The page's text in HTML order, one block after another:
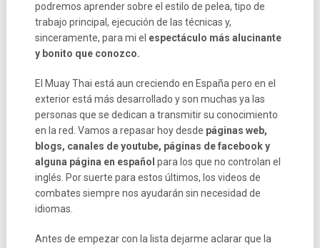
podremos aprender sobre el estilo de pelea, tipo de
trabajo principal, ejecución de las técnicas y,
sinceramente, para mi el espectáculo más alucinante
y bonito que conozco.
El Muay Thai está aun creciendo en España pero en el
exterior está más desarrollado y son muchas ya las
personas que se dedican a transmitir su conocimiento
en la red. Vamos a repasar hoy desde páginas web,
blogs, canales de youtube, páginas de facebook y
alguna página en español para los que no controlan el
inglés. Por suerte para estos últimos, los videos de
combates siempre nos ayudarán sin necesidad de
idiomas.
Antes de empezar con la lista dejarme aclarar que la